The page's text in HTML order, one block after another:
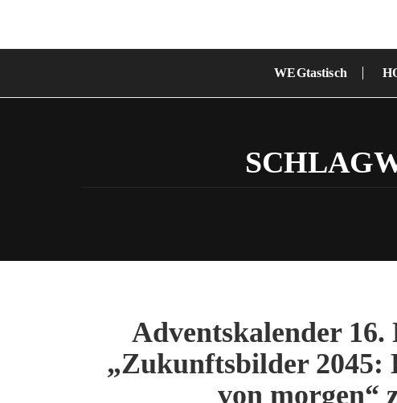
content
WEGtastisch
Adventskalender 16.
„Zukunftsbilder 2045:
von morgen“